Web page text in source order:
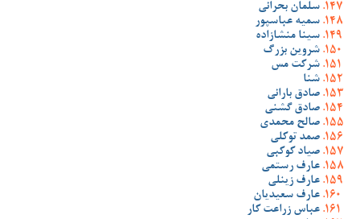
سلمان بحرانی
سمیه عباسپور
سینا منشازاده
شروین بزرگ
شرکت مس
شنا
صادق بارانی
صادق گشنی
صالح محمدی
صمد توکلی
صیاد کوکبی
عارف رستمی
عارف زینلی
عارف سعیدیان
عباس زراعت کار